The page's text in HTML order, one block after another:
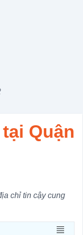
Quận
chỉ tin cậy cung